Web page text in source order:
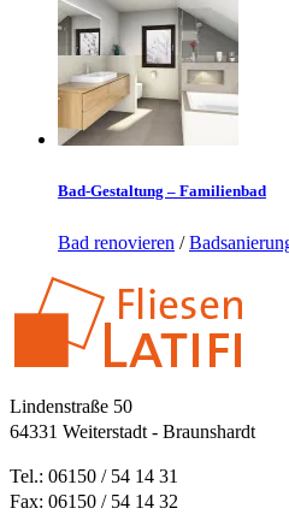
Bad-Gestaltung – Familienbad
Bad renovieren /
Lindenstraße 50
64331 Weiterstadt - Braunshardt
Tel.: 06150 / 54 14 31
Fax: 06150 / 54 14 32